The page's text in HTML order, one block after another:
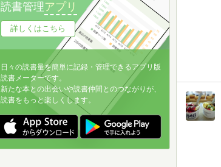
読書管理アプリ
詳しくはこちら
日々の読書量を簡単に記録・管理できるアプリ版
読書メーターです。
新たな本との出会いや読書仲間とのつながりが、
読書をもっと楽しくします。